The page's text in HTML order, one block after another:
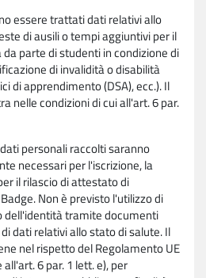
essere trattati dati relativi allo
di ausili o tempi aggiuntivi per il
parte di studenti in condizione di
di invalidità o disabilità
di apprendimento (DSA), ecc.). Il
nelle condizioni di cui all'art. 6 par.
personali raccolti saranno
necessari per l'iscrizione, la
il rilascio di attestato di
Non è previsto l'utilizzo di
dell'identità tramite documenti
dati relativi allo stato di salute. Il
nel rispetto del Regolamento UE
6 par. 1 lett. e), per